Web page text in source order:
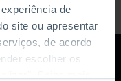
de
site ou apresentar
de acordo
escolher os